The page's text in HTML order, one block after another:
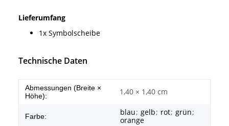
Lieferumfang
1x Symbolscheibe
Technische Daten
Abmessungen (Breite ×
Höhe):
1,40 × 1,40 cm
Farbe: blau; gelb; rot; grün;
orange